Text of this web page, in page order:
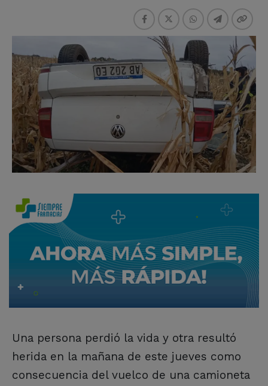
Una persona perdió la vida y otra resultó
herida en la mañana de este jueves como
consecuencia del vuelco de una camioneta